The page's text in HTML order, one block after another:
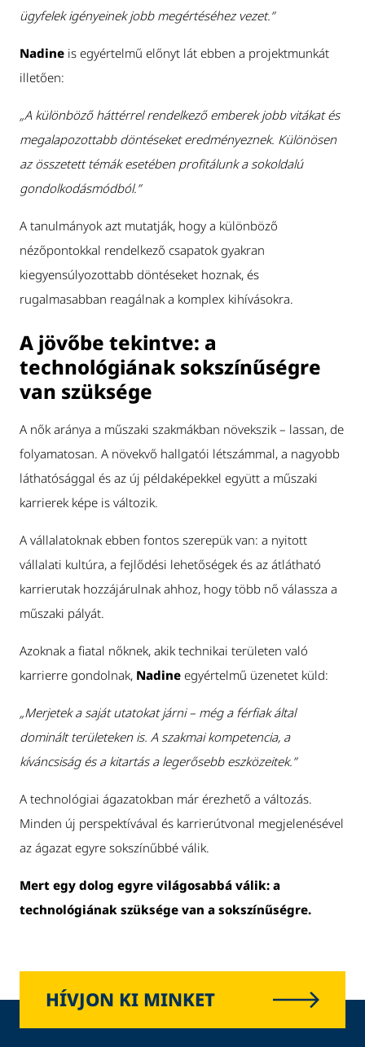
ügyfelek igényeinek jobb megértéséhez vezet.”
Nadine is egyértelmű előnyt lát ebben a projektmunkát
illetően:
„A különböző háttérrel rendelkező emberek jobb vitákat és
megalapozottabb döntéseket eredményeznek. Különösen
az összetett témák esetében profitálunk a sokoldalú
gondolkodásmódból.”
A tanulmányok azt mutatják, hogy a különböző
nézőpontokkal rendelkező csapatok gyakran
kiegyensúlyozottabb döntéseket hoznak, és
rugalmasabban reagálnak a komplex kihívásokra.
A jövőbe tekintve: a
technológiának sokszínűségre
van szüksége
A nők aránya a műszaki szakmákban növekszik – lassan, de
folyamatosan. A növekvő hallgatói létszámmal, a nagyobb
láthatósággal és az új példaképekkel együtt a műszaki
karrierek képe is változik.
A vállalatoknak ebben fontos szerepük van: a nyitott
vállalati kultúra, a fejlődési lehetőségek és az átlátható
karrierutak hozzájárulnak ahhoz, hogy több nő válassza a
műszaki pályát.
Azoknak a fiatal nőknek, akik technikai területen való
karrierre gondolnak, Nadine egyértelmű üzenetet küld:
„Merjetek a saját utatokat járni – még a férfiak által
dominált területeken is. A szakmai kompetencia, a
kíváncsiság és a kitartás a legerősebb eszközeitek.”
A technológiai ágazatokban már érezhető a változás.
Minden új perspektívával és karrierútvonal megjelenésével
az ágazat egyre sokszínűbbé válik.
Mert egy dolog egyre világosabbá válik: a
technológiának szüksége van a sokszínűségre.
HÍVJON KI MINKET